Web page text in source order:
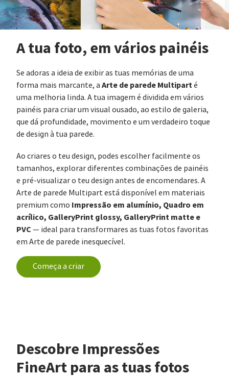
A tua foto, em vários painéis
Se adoras a ideia de exibir as tuas memórias de uma
forma mais marcante, a Arte de parede Multiparté
uma melhoria linda. A tua imagem é dividida em vários
painéis para criar um visual ousado, ao estilo de galeria,
que dá profundidade, movimento e um verdadeiro toque
de design à tua parede.
Ao criares o teu design, podes escolher facilmente os
tamanhos, explorar diferentes combinações de painéis
e pré-visualizar o teu design antes de encomendares. A
Arte de parede Multipart está disponível em materiais
premium como Impressão em alumínio, Quadro em
acrílico, GalleryPrint glossy, GalleryPrint matte e
PVC — ideal para transformares as tuas fotos favoritas
em Arte de parede inesquecível.
Começa a criar
Descobre Impressões
FineArt para as tuas fotos